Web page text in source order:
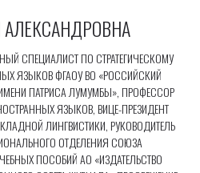
АЛЕКСАНДРОВНА
СПЕЦИАЛИСТ ПО СТРАТЕГИЧЕСКОМУ
ЯЗЫКОВ ФГАОУ ВО «РОССИЙСКИЙ
ПАТРИСА ЛУМУМБЫ», ПРОФЕССОР
ЯЗЫКОВ, ВИЦЕ-ПРЕЗИДЕНТ
ЛИНГВИСТИКИ, РУКОВОДИТЕЛЬ
ОТДЕЛЕНИЯ СОЮЗА
ПОСОБИЙ АО «ИЗДАТЕЛЬСТВО